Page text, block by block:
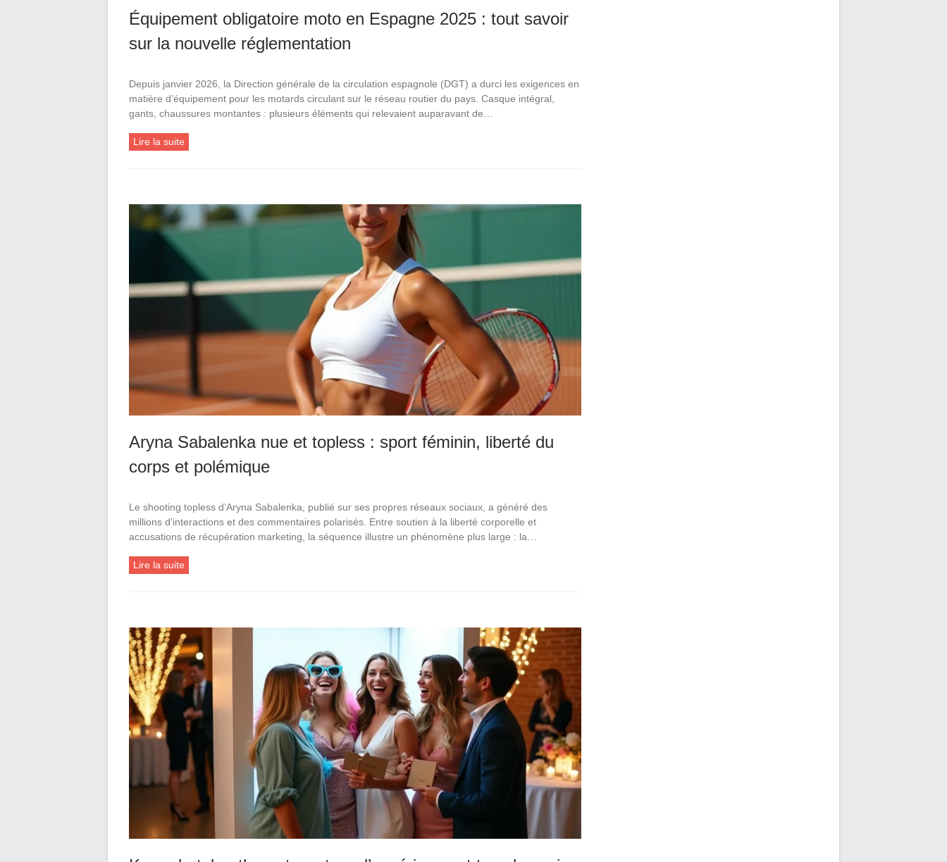
Équipement obligatoire moto en Espagne 2025 : tout savoir
sur la nouvelle réglementation
Depuis janvier 2026, la Direction générale de la circulation espagnole (DGT) a durci les exigences en
matière d’équipement pour les motards circulant sur le réseau routier du pays. Casque intégral,
gants, chaussures montantes : plusieurs éléments qui relevaient auparavant de…
Lire la suite
Aryna Sabalenka nue et topless : sport féminin, liberté du
corps et polémique
Le shooting topless d’Aryna Sabalenka, publié sur ses propres réseaux sociaux, a généré des
millions d’interactions et des commentaires polarisés. Entre soutien à la liberté corporelle et
accusations de récupération marketing, la séquence illustre un phénomène plus large : la…
Lire la suite